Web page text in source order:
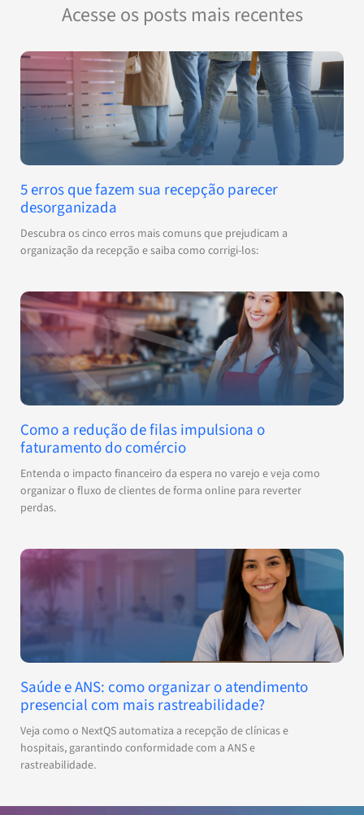
Acesse os posts mais recentes
5 erros que fazem sua recepção parecer
desorganizada
Descubra os cinco erros mais comuns que prejudicam a
organização da recepção e saiba como corrigi-los:
Como a redução de filas impulsiona o
faturamento do comércio
Entenda o impacto financeiro da espera no varejo e veja como
organizar o fluxo de clientes de forma online para reverter
perdas.
Saúde e ANS: como organizar o atendimento
presencial com mais rastreabilidade?
Veja como o NextQS automatiza a recepção de clínicas e
hospitais, garantindo conformidade com a ANS e
rastreabilidade.